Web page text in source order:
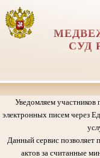
СУД
Уведомляем
электронных писем через
Данный сервис позволяет
актов за считанные